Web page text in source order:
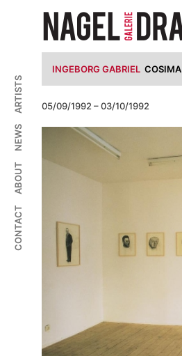
CONTACT
ABOUT
NEWS
ARTISTS
INGEBORG GABRIEL
05/09/1992 – 03/10/1992